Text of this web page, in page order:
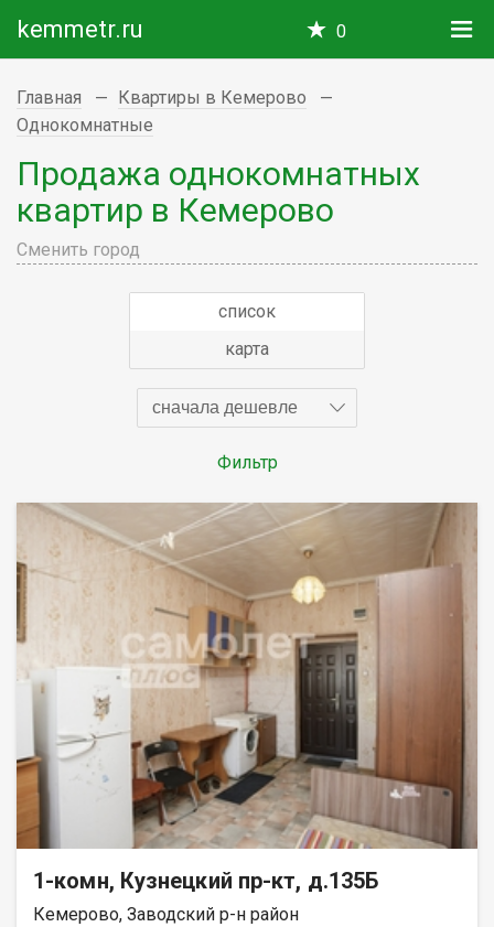
kemmetr.ru 0
Главная
Квартиры в Кемерово
Однокомнатные
Продажа однокомнатных
квартир в Кемерово
Сменить город
список
карта
сначала дешевле
Фильтр
1-комн, Кузнецкий пр-кт, д.135Б
Кемерово, Заводский р-н район